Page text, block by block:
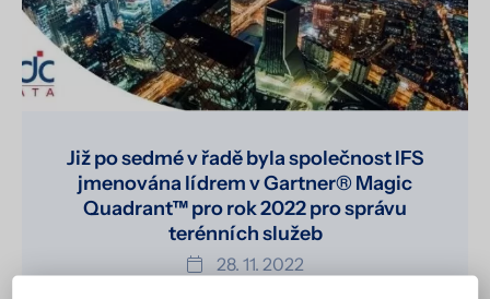
Již po sedmé v řadě byla společnost IFS
jmenována lídrem v Gartner® Magic
Quadrant™ pro rok 2022 pro správu
terénních služeb
28. 11. 2022